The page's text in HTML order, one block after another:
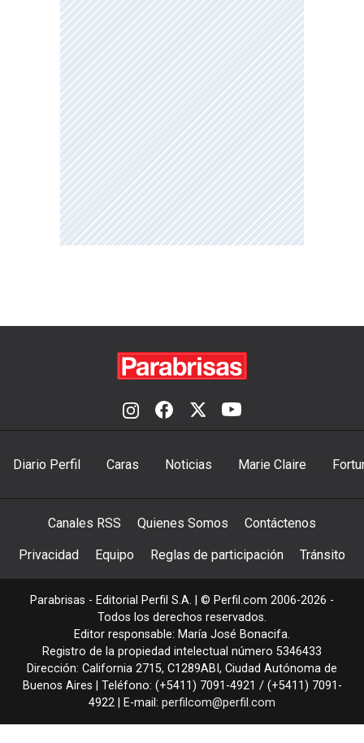
Diario Perfil Caras Noticias Marie Claire
Canales RSS Quienes Somos Contáctenos
Privacidad Equipo Reglas de participación Tránsito
Parabrisas - Editorial Perfil S.A. | © Perfil.com 2006-2026 -
Todos los derechos reservados.
Editor responsable: María José Bonacifa.
Registro de la propiedad intelectual número 5346433
Dirección: California 2715, C1289ABI , Ciudad Autónoma de
Buenos Aires | Teléfono: (+5411) 7091-4921 / (+5411) 7091-
4922 | E-mail: perfilcom@perfil.com